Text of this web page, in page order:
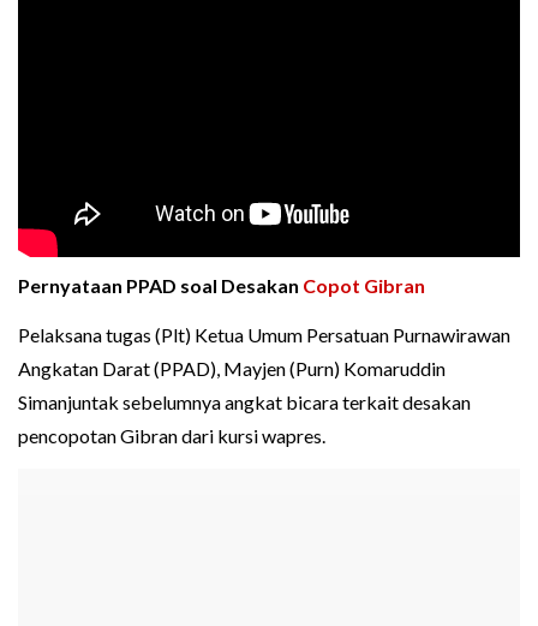
Pernyataan PPAD soal Desakan Copot Gibran
Pelaksana tugas (Plt) Ketua Umum Persatuan Purnawirawan
Angkatan Darat (PPAD), Mayjen (Purn) Komaruddin
Simanjuntak sebelumnya angkat bicara terkait desakan
pencopotan Gibran dari kursi wapres.